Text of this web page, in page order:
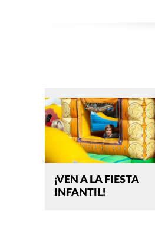
¡VEN A LA FIESTA
INFANTIL!